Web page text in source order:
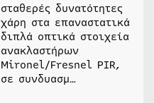
σταθερές δυνατότητες
χάρη στα επαναστατικά
διπλά οπτικά στοιχεία
ανακλαστήρων
Mironel/Fresnel PIR,
σε συνδυασμ…